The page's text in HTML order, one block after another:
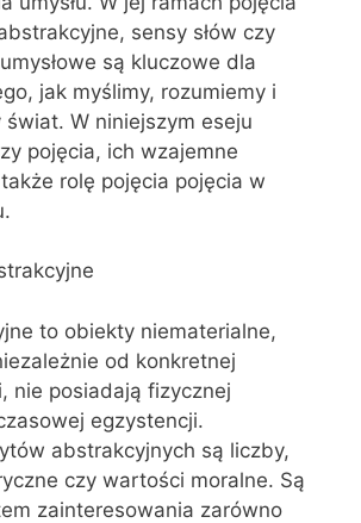
sensy słów czy
są kluczowe dla
jak myślimy, rozumiemy i
W niniejszym eseju
pojęcia, ich wzajemne
rolę pojęcia pojęcia w
to obiekty niematerialne,
od konkretnej
nie posiadają fizycznej
egzystencji.
abstrakcyjnych są liczby,
czy wartości moralne. Są
zainteresowania zarówno